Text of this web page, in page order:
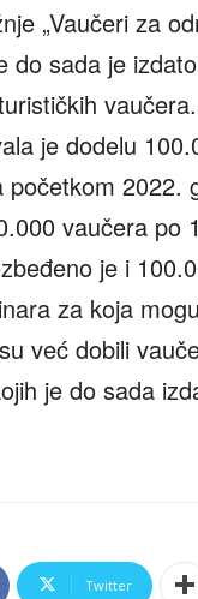
„Vaučeri za
do sada je
je dodelu
početkom 2022.
vaučera po
je i
za koja
već dobili
je do sada
Twitter